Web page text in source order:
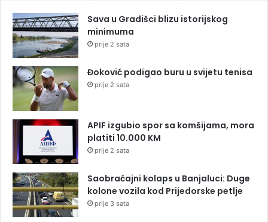
Sava u Gradišci blizu istorijskog
minimuma
prije 2 sata
Đoković podigao buru u svijetu tenisa
prije 2 sata
APIF izgubio spor sa komšijama, mora
platiti 10.000 KM
prije 2 sata
Saobraćajni kolaps u Banjaluci: Duge
kolone vozila kod Prijedorske petlje
prije 3 sata